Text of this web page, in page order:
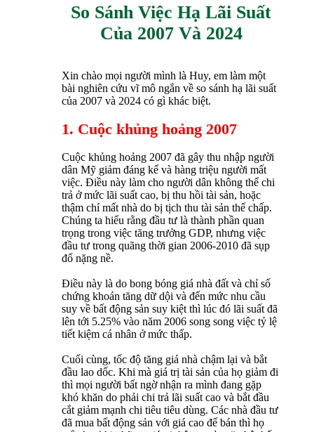
So Sánh Việc Hạ Lãi Suất
Của 2007 Và 2024
Xin chào mọi người mình là Huy, em làm một
bài nghiên cứu vĩ mô ngắn về so sánh hạ lãi suất
của 2007 và 2024 có gì khác biệt.
1. Cuộc khủng hoảng 2007
Cuộc khủng hoảng 2007 đã gây thu nhập người
dân Mỹ giảm đáng kể và hàng triệu người mất
việc. Điều này làm cho người dân không thể chi
trả ở mức lãi suất cao, bị thu hồi tài sản, hoặc
thậm chí mất nhà do bị tịch thu tài sản thế chấp.
Chúng ta hiểu rằng đầu tư là thành phần quan
trọng trong việc tăng trưởng GDP, nhưng việc
đầu tư trong quãng thời gian 2006-2010 đã sụp
đổ nặng nề.
Điều này là do bong bóng giá nhà đất và chỉ số
chứng khoán tăng dữ dội và đến mức nhu cầu
suy về bất động sản suy kiệt thì lúc đó lãi suất đã
lên tới 5.25% vào năm 2006 song song việc tỷ lệ
tiết kiệm cá nhân ở mức thấp.
Cuối cùng, tốc độ tăng giá nhà chậm lại và bắt
đầu lao dốc. Khi mà giá trị tài sản của họ giảm đi
thì mọi người bất ngờ nhận ra mình đang gặp
khó khăn do phải chi trả lãi suất cao và bắt đầu
cắt giảm mạnh chi tiêu tiêu dùng. Các nhà đầu tư
đã mua bất động sản với giá cao để bán thì họ